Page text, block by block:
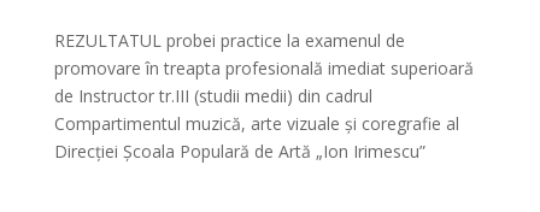
REZULTATUL probei practice la examenul de
promovare în treapta profesională imediat superioară
de Instructor tr.III (studii medii) din cadrul
Compartimentul muzică, arte vizuale și coregrafie al
Direcției Școala Populară de Artă „Ion Irimescu”